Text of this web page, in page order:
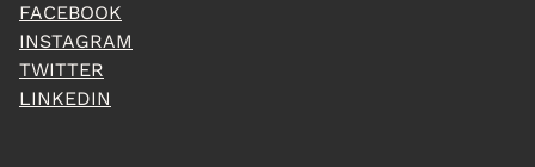
FACEBOOK
INSTAGRAM
TWITTER
LINKEDIN